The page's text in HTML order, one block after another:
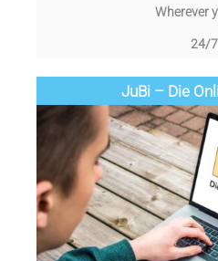
Wherever
24/7
JuBi – Die